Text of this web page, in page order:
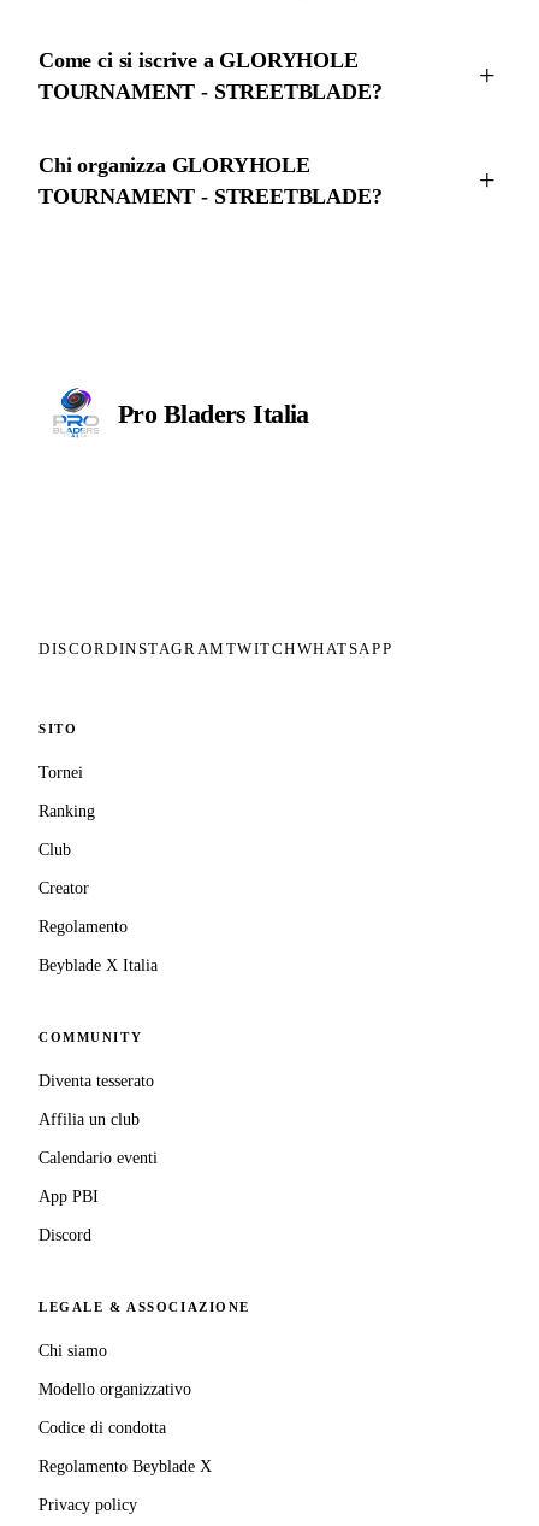
Come ci si iscrive a GLORYHOLE
TOURNAMENT - STREETBLADE?
Chi organizza GLORYHOLE
TOURNAMENT - STREETBLADE?
Pro BladersItalia
DISCORDINSTAGRAM TWITCHWHATSAPP
SITO
Tornei
Ranking
Club
Creator
Regolamento
Beyblade X Italia
COMMUNITY
Diventa tesserato
Affilia un club
Calendario eventi
App PBI
Discord
LEGALE & ASSOCIAZIONE
Chi siamo
Modello organizzativo
Codice di condotta
Regolamento Beyblade X
Privacy policy